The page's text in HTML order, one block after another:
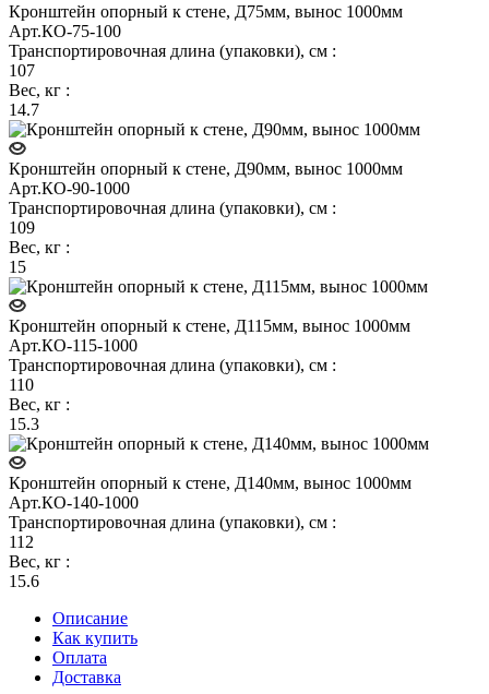
Кронштейн опорный к стене, Д75мм, вынос 1000мм
Арт.КО-75-100
Транспортировочная длина (упаковки), см :
107
Вес, кг :
14.7
Кронштейн опорный к стене, Д90мм, вынос 1000мм
Арт.КО-90-1000
Транспортировочная длина (упаковки), см :
109
Вес, кг :
15
Кронштейн опорный к стене, Д115мм, вынос 1000мм
Арт.КО-115-1000
Транспортировочная длина (упаковки), см :
110
Вес, кг :
15.3
Кронштейн опорный к стене, Д140мм, вынос 1000мм
Арт.КО-140-1000
Транспортировочная длина (упаковки), см :
112
Вес, кг :
15.6
Описание
Как купить
Оплата
Доставка